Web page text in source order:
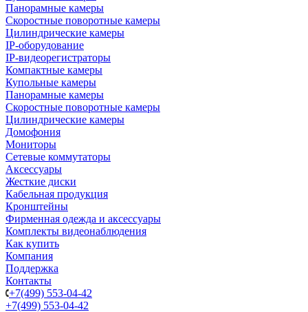
Панорамные камеры
Скоростные поворотные камеры
Цилиндрические камеры
IP-оборудование
IP-видеорегистраторы
Компактные камеры
Купольные камеры
Панорамные камеры
Скоростные поворотные камеры
Цилиндрические камеры
Домофония
Мониторы
Сетевые коммутаторы
Аксессуары
Жесткие диски
Кабельная продукция
Кронштейны
Фирменная одежда и аксессуары
Комплекты видеонаблюдения
Как купить
Компания
Поддержка
Контакты
+7(499) 553-04-42
+7(499) 553-04-42